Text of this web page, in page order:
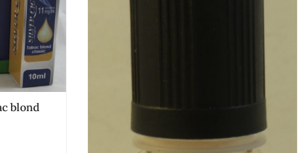
blond